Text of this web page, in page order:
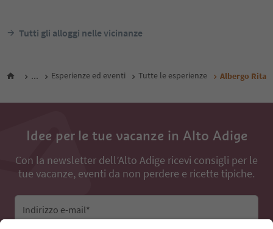
Tutti gli alloggi nelle vicinanze
... Esperienze ed eventi Tutte le esperienze Albergo Rita
Idee per le tue vacanze in Alto Adige
Con la newsletter dell’Alto Adige ricevi consigli per le
tue vacanze, eventi da non perdere e ricette tipiche.
Indirizzo e-mail*